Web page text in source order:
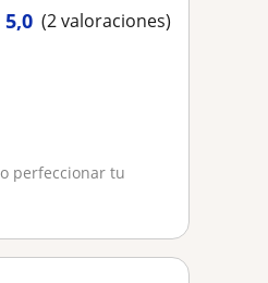
5,0 (2 valoraciones)
perfeccionar tu